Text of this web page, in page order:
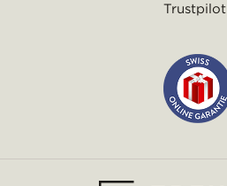
Trustpilot